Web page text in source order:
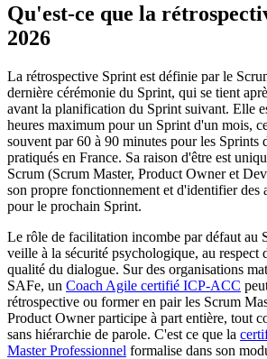
Qu'est-ce que la
2026
La rétrospective Sprint est définie par le
dernière cérémonie du Sprint, qui se tient
avant la planification du Sprint suivant. Elle
heures maximum pour un Sprint d'un mois,
souvent par 60 à 90 minutes pour les Sprints
pratiqués en France. Sa raison d'être est
Scrum (Scrum Master, Product Owner et
son propre fonctionnement et d'identifier des
pour le prochain Sprint.
Le rôle de facilitation incombe par défaut au
veille à la sécurité psychologique, au respect
qualité du dialogue. Sur des organisations
SAFe, un Coach Agile certifié ICP-ACC
rétrospective ou former en pair les Scrum
Product Owner participe à part entière, tout
sans hiérarchie de parole. C'est ce que la
Master Professionnel formalise dans son